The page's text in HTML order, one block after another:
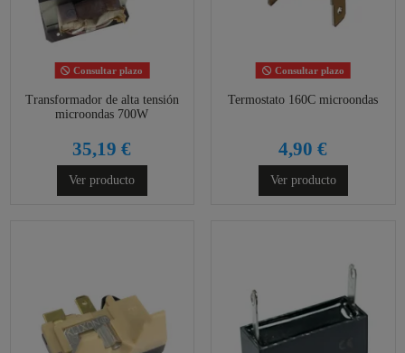
Consultar plazo
Transformador de alta tensión
microondas 700W
35,19 €
Ver producto
Consultar plazo
Termostato 160C microondas
4,90 €
Ver producto